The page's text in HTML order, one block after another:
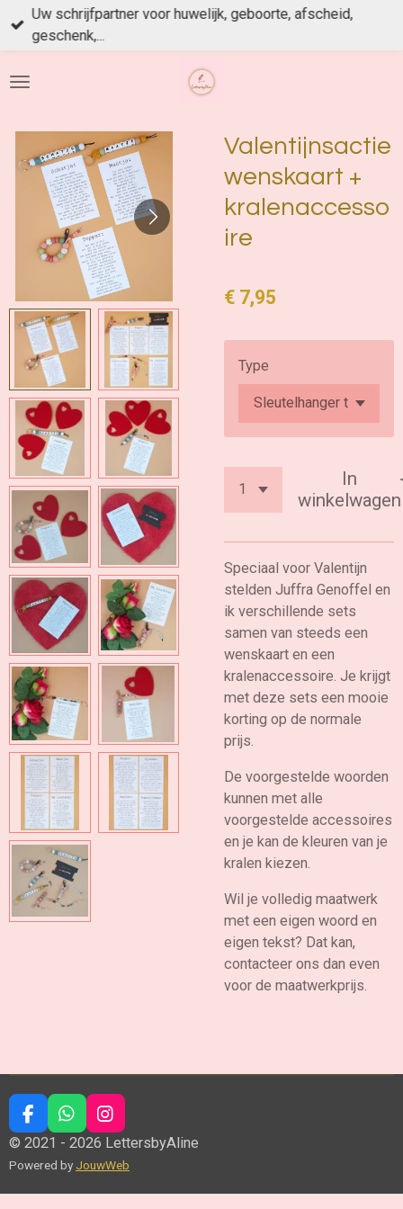
Ga
direct
de
Uw schrijfpartner voor huwelijk, geboorte, afscheid,
geschenk,...
Valentijnsactie
wenskaart +
kralenaccesso
ire
€ 7,95
Type
In
winkelwagen
Speciaal voor Valentijn
stelden Juffra Genoffel en
ik verschillende sets
samen van steeds een
wenskaart en een
kralenaccessoire. Je krijgt
met deze sets een mooie
korting op de normale
prijs.
De voorgestelde woorden
kunnen met alle
voorgestelde accessoires
en je kan de kleuren van je
kralen kiezen.
Wil je volledig maatwerk
met een eigen woord en
eigen tekst? Dat kan,
contacteer ons dan even
voor de maatwerkprijs.
F
a
e
W
h
t
I
n
t
© 2021 - 2026 LettersbyAline
Powered by JouwWeb